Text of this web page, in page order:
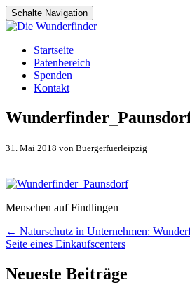
Schalte Navigation
Zum
Inhalt
springen
Startseite
Patenbereich
Spenden
Kontakt
31. Mai 2018 von Buergerfuerleipzig
Menschen auf Findlingen
Artikel-
Navigation
← Naturschutz in Unternehmen:
Seite eines Einkaufscenters
Neueste Beiträge